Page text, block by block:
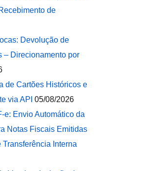
de
Devolução de
– Direcionamento por
de Cartões Históricos e
via API 05/08/2026
e: Envio Automático da
Notas Fiscais Emitidas
Interna